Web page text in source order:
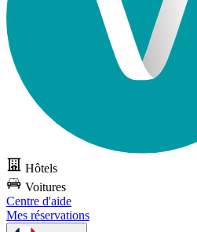
Hôtels
Voitures
Centre d'aide
Mes réservations